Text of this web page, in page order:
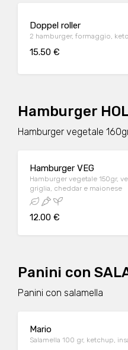
Doppel roller
2 hamburger, formaggio,
15.50 €
Hamburger
Hamburger vegetale
Hamburger VEG
Hamburger vegetale 150gr,
griglia, cheddar e maionese
12.00 €
Panini con
Panini con salamella
Mario
Salamella 100 gr, ketchup,